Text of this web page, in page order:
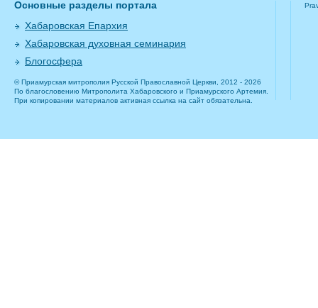
Основные разделы портала
Хабаровская Епархия
Хабаровская духовная семинария
Блогосфера
© Приамурская митрополия Русской Православной Церкви, 2012 - 2026
По благословению Митрополита Хабаровского и Приамурского Артемия.
При копировании материалов активная ссылка на сайт обязательна.